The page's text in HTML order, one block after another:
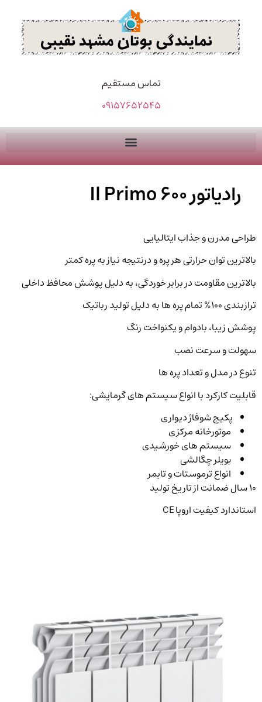
تماس مستقیم
09157652545
رادیاتور Il Primo 600
طراحی مدرن و جذاب ایتالیایی
بالاترین توان حرارتی هر پره و درنتیجه نیاز به پره کمتر
بالاترین مقاومت در برابر خوردگی، به دلیل پوشش محافظ داخلی
ترازبندی 100% تمام پره ها به دلیل تولید رباتیک
پوشش زیبا، بادوام و یکنواخت رنگ
سهولت و سرعت نصب
تنوع در مدل و تعداد پره ها
قابلیت کارکرد با انواع سیستم های گرمایشی:
پکیج شوفاژ دیواری
موتورخانه مرکزی
سیستم های خورشیدی
بویلر چگالشی
انواع ترموستات و تایمر
10 سال ضمانت از تاریخ تولید
استاندارد کیفیت اروپا CE